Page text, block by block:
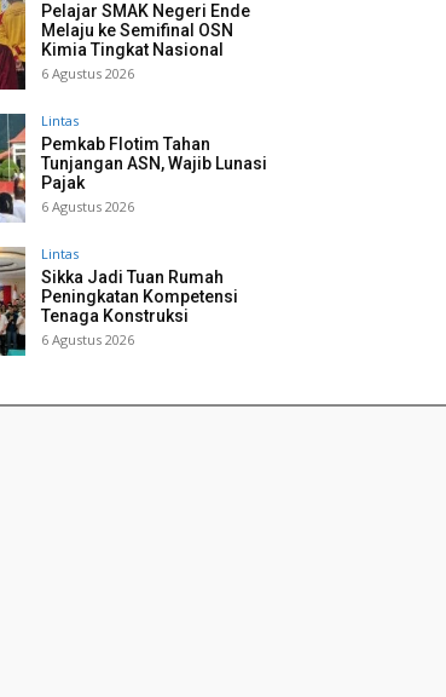
Pelajar SMAK Negeri Ende
Melaju ke Semifinal OSN
Kimia Tingkat Nasional
6 Agustus 2026
Lintas
Pemkab Flotim Tahan
Tunjangan ASN, Wajib Lunasi
Pajak
6 Agustus 2026
Lintas
Sikka Jadi Tuan Rumah
Peningkatan Kompetensi
Tenaga Konstruksi
6 Agustus 2026